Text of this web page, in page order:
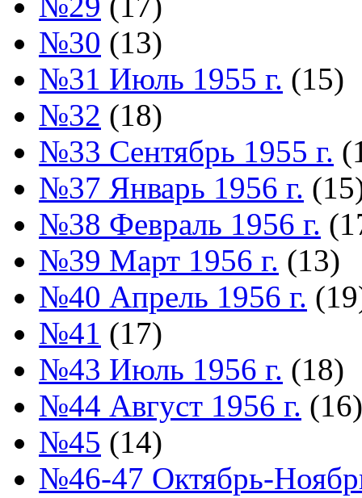
№30 (13)
№31 Июль 1955 г. (15)
№32 (18)
№33 Сентябрь 1955 г.
№37 Январь 1956 г.
№38 Февраль 1956 г.
№39 Март 1956 г. (13)
№40 Апрель 1956 г.
№41 (17)
№43 Июль 1956 г. (18)
№44 Август 1956 г. (16)
№45 (14)
№46-47 Октябрь-